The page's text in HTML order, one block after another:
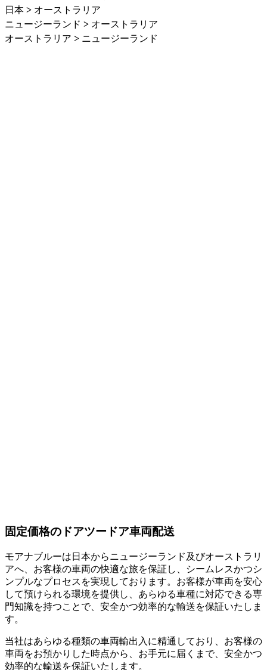
日本 > オーストラリア
ニュージーランド > オーストラリア
オーストラリア > ニュージーランド
固定価格のドアツードア車両配送
モアナブルーは日本からニュージーランド及びオーストラリ
アへ、お客様の車両の快適な旅を保証し、シームレスかつシ
ンプルなプロセスを実現しております。お客様が車両を安心
して預けられる環境を提供し、あらゆる車種に対応できる専
門知識を持つことで、安全かつ効率的な輸送を保証いたしま
す。
当社はあらゆる種類の車両輸出入に精通しており、お客様の
車両をお預かりした時点から、お手元に届くまで、安全かつ
効率的な輸送を保証いたします。